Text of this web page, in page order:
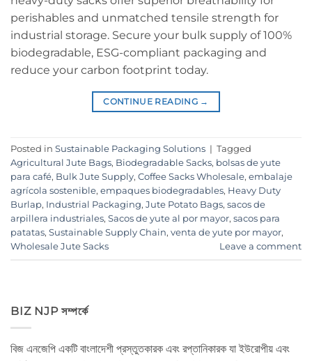
perishables and unmatched tensile strength for
industrial storage. Secure your bulk supply of 100%
biodegradable, ESG-compliant packaging and
reduce your carbon footprint today.
CONTINUE READING →
Posted in Sustainable Packaging Solutions | Tagged
Agricultural Jute Bags, Biodegradable Sacks, bolsas de yute
para café, Bulk Jute Supply, Coffee Sacks Wholesale, embalaje
agrícola sostenible, empaques biodegradables, Heavy Duty
Burlap, Industrial Packaging, Jute Potato Bags, sacos de
arpillera industriales, Sacos de yute al por mayor, sacos para
patatas, Sustainable Supply Chain, venta de yute por mayor,
Wholesale Jute Sacks
Leave a comment
BIZ NJP সম্পর্কে
বিজ এনজেপি একটি বাংলাদেশী প্রস্তুতকারক এবং রপ্তানিকারক যা ইউরোপীয় এবং